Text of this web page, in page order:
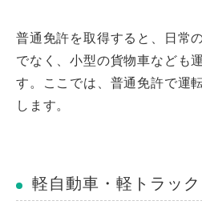
普通免許を取得すると、日常
でなく、小型の貨物車なども
す。ここでは、普通免許で運
します。
軽自動車・軽トラック